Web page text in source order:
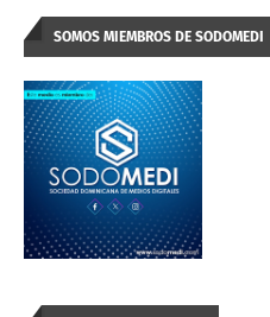
SOMOS MIEMBROS DE SODOMEDI